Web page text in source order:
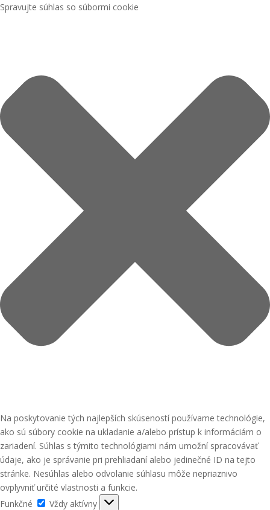
Spravujte súhlas so súbormi cookie
Na poskytovanie tých najlepších skúseností používame technológie,
ako sú súbory cookie na ukladanie a/alebo prístup k informáciám o
zariadení. Súhlas s týmito technológiami nám umožní spracovávať
údaje, ako je správanie pri prehliadaní alebo jedinečné ID na tejto
stránke. Nesúhlas alebo odvolanie súhlasu môže nepriaznivo
ovplyvniť určité vlastnosti a funkcie.
Funkčné
Funkčné
Vždy aktívny